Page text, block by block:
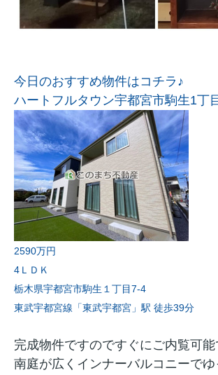
今日のおすすめ物件はコチラ♪
ハートフルタウン宇都宮市駒生1丁
2590万円
4ＬＤＫ
栃木県宇都宮市駒生１丁目7-4
東武宇都宮線「東武宇都宮」駅 徒歩39分
完成物件ですのですぐにご内覧可能
南庭が広くインナーバルコニーでゆ